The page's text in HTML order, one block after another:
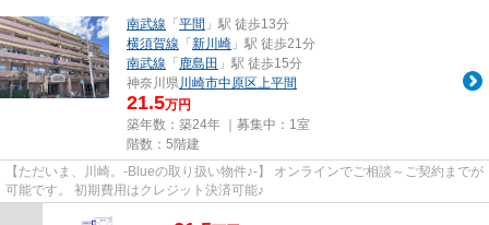
南武線 「 平間 」駅 徒歩13分
横須賀線 「 新川崎 」駅 徒歩21分
南武線 「 鹿島田 」駅 徒歩15分
神奈川県川崎市中原区上平間
21.5万円
築年数：築24年 ｜募集中： 1室
階数：5階建
【ただいま、川崎。-Blueの取り扱い物件♪-】 オンラインでご相談～ご契約までが
可能です。 初期費用はクレジット決済可能♪